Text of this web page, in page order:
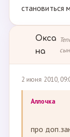
становиться
Окса
на
2 июня 2010,
Аллочка
про